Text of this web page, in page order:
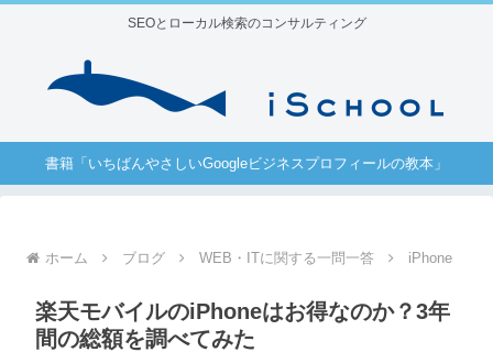
SEOとローカル検索のコンサルティング
書籍「いちばんやさしいGoogleビジネスプロフィールの教本」
ホーム ブログ WEB・ITに関する一問一答 iPhone
楽天モバイルのiPhoneはお得なのか？3年
間の総額を調べてみた